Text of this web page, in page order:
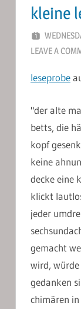
kleine
LEAVE A
leseprobe
"der alte
betts, die
kopf
keine
decke eine
klickt
jeder
gemacht
wird, würde
gedanken
chimären